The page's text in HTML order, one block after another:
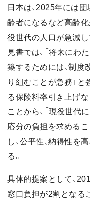
日本は、2025年には
齢者になるなど高齢化
役世代の人口が急減
見書では、「将来にわ
築するためには、制度
り組むことが急務」と
る保険料率引き上げ
ことから、「現役世代
応分の負担を求める
し、公平性、納得性を
る。
具体的提案として、
窓口負担が2割となる